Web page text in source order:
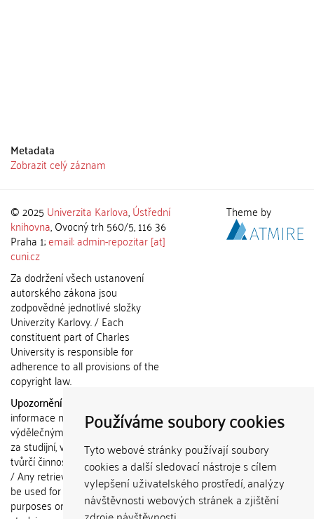
Používáme soubory cookies
Tyto webové stránky používají soubory
cookies a další sledovací nástroje s cílem
vylepšení uživatelského prostředí, analýzy
návštěvnosti webových stránek a zjištění
Metadata
Zobrazit celý záznam
© 2025 Univerzita Karlova,Ústřední
knihovna, Ovocný trh 560/5, 116 36
Praha 1;email: admin-repozitar [at]
cuni.cz
Za dodržení všech ustanovení
autorského zákona jsou
zodpovědné jednotlivé složky
Univerzity Karlovy. / Each
constituent part of Charles
University is responsible for
adherence to all provisions of the
copyright law.
Upozornění / Notice:
informace nemohou být použity k
výdělečným účelům nebo vydávány
za studijní, vědeckou nebo jinou
tvůrčí činnost jiné osoby než autora.
/ Any retrieved information shall not
be used for any commercial
purposes or claimed as results of
Theme by